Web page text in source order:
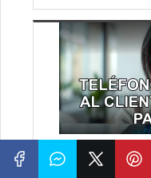
Teléfono VTR